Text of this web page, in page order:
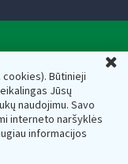
cookies). Būtinieji
Jūsų
naudojimu. Savo
interneto naršyklės
informacijos
el.paštas:
prie Lietuvos
Juridinių